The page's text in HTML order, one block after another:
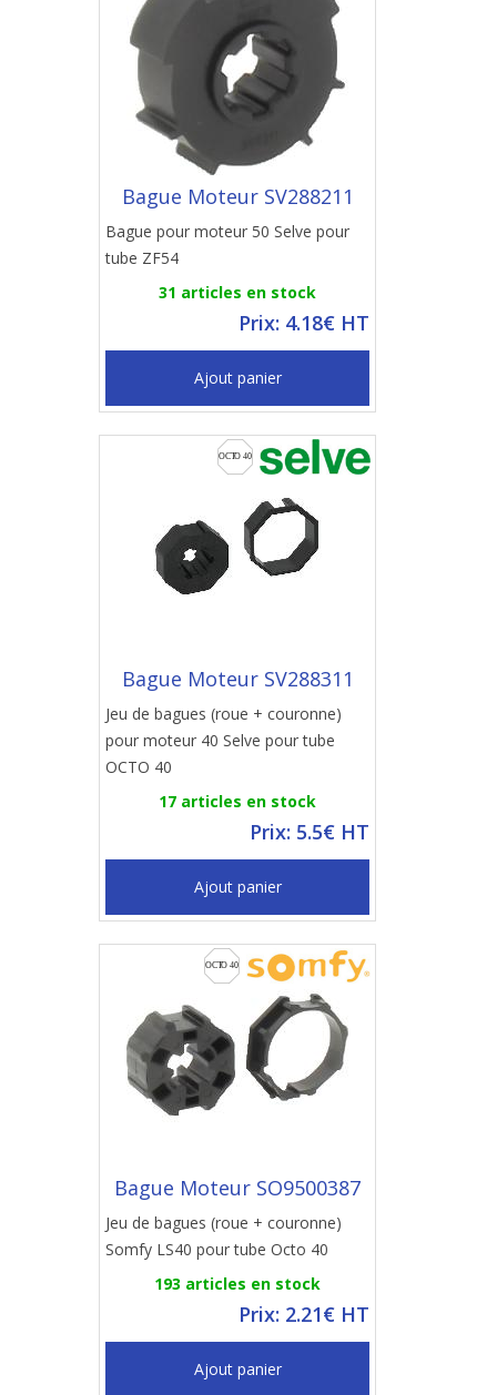
Bague Moteur SV288211
Bague pour moteur 50 Selve pour
tube ZF54
31 articles en stock
Prix: 4.18€ HT
Ajout panier
Bague Moteur SV288311
Jeu de bagues (roue + couronne)
pour moteur 40 Selve pour tube
OCTO 40
17 articles en stock
Prix: 5.5€ HT
Ajout panier
Bague Moteur SO9500387
Jeu de bagues (roue + couronne)
Somfy LS40 pour tube Octo 40
193 articles en stock
Prix: 2.21€ HT
Ajout panier